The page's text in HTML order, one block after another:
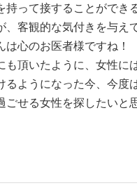
持って接することができ
、客観的な気付きを与え
は心のお医者様ですね！
も頂いたように、女性に
るようになった今、今度
ごせる女性を探したいと